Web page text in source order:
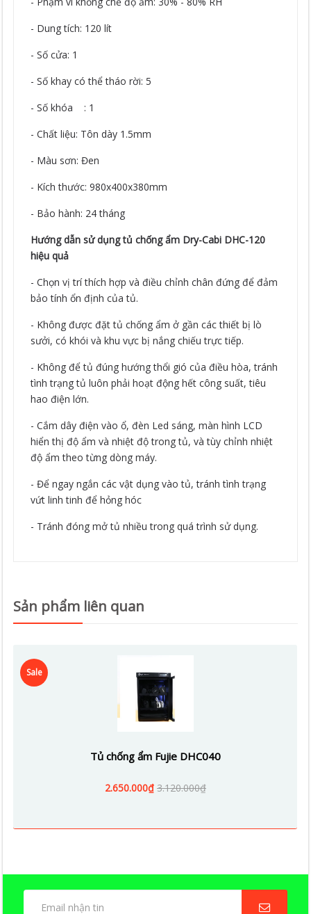
- Dung tích: 120 lít
- Số cửa: 1
- Số khay có thể tháo rời: 5
- Số khóa : 1
- Chất liệu: Tôn dày 1.5mm
- Màu sơn: Đen
- Kích thước: 980x400x380mm
- Bảo hành: 24 tháng
Hướng dẫn sử dụng tủ chống ẩm Dry-Cabi DHC-120
hiệu quả
- Chọn vị trí thích hợp và điều chỉnh chân đứng để đảm
bảo tính ổn định của tủ.
- Không được đặt tủ chống ẩm ở gần các thiết bị lò
sưởi, có khói và khu vực bị nắng chiếu trực tiếp.
- Không để tủ đúng hướng thổi gió của điều hòa, tránh
tình trạng tủ luôn phải hoạt động hết công suất, tiêu
hao điện lớn.
- Cắm dây điện vào ổ, đèn Led sáng, màn hình LCD
hiển thị độ ẩm và nhiệt độ trong tủ, và tùy chỉnh nhiệt
độ ẩm theo từng dòng máy.
- Để ngay ngắn các vật dụng vào tủ, tránh tình trạng
vứt linh tinh để hỏng hóc
- Tránh đóng mở tủ nhiều trong quá trình sử dụng.
Sản phẩm liên quan
Sale
Tủ chống ẩm Fujie DHC040
2.650.000₫ 3.120.000₫